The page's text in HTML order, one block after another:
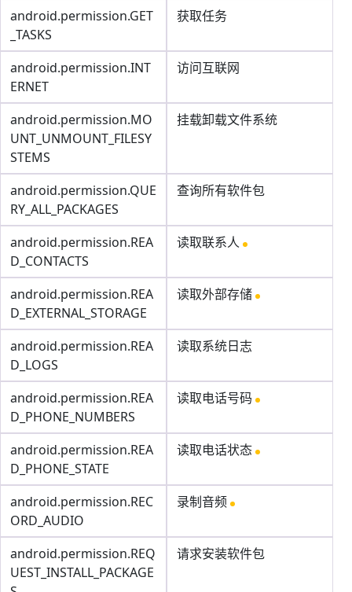
android.permission.GET
_TASKS
获取任务
android.permission.INT
ERNET
访问互联网
android.permission.MO
UNT_UNMOUNT_FILESY
STEMS
挂载卸载文件系统
android.permission.QUE
RY_ALL_PACKAGES
查询所有软件包
android.permission.REA
D_CONTACTS
读取联系人
android.permission.REA
D_EXTERNAL_STORAGE
读取外部存储
android.permission.REA
D_LOGS
读取系统日志
android.permission.REA
D_PHONE_NUMBERS
读取电话号码
android.permission.REA
D_PHONE_STATE
读取电话状态
android.permission.REC
ORD_AUDIO
录制音频
android.permission.REQ
UEST_INSTALL_PACKAGE
请求安装软件包